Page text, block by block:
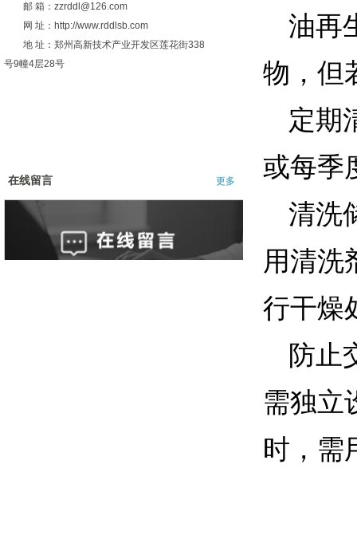
邮 箱：zzrddl@126.com
网 址：http://www.rddlsb.com
地 址：郑州高新技术产业开发区莲花街338
号9幢4层28号
在线留言 更多
油再
物，但
定期
或每季
清洗
用清洗
行干燥
防止
需独立
时，需